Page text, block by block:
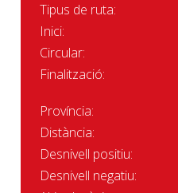
Tipus de ruta:
Inici:
Circular:
Finalització:
Província:
Distància:
Desnivell positiu:
Desnivell negatiu: